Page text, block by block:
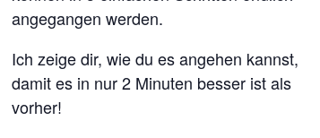
E
N
S
C
angegangen werden.
Ich zeige dir, wie du es angehen kannst,
damit es in nur 2 Minuten besser ist als
vorher!